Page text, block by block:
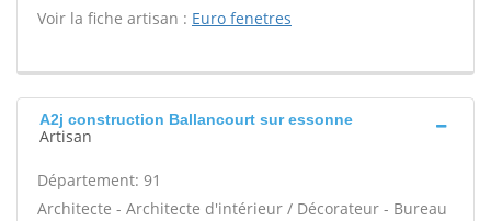
Voir la fiche artisan : Euro fenetres
A2j construction Ballancourt sur essonne
Artisan
Département: 91
Architecte - Architecte d'intérieur / Décorateur - Bureau